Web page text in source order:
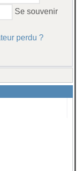
Se souvenir
perdu ?